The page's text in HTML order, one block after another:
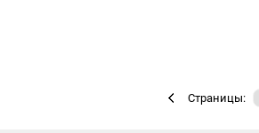
Страницы: